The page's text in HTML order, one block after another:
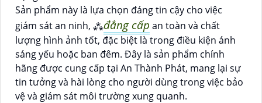
Sản phẩm này là lựa chọn đáng tin cậy cho việc
giám sát an ninh, ⁂đẳng cấp an toàn và chất
lượng hình ảnh tốt, đặc biệt là trong điều kiện ánh
sáng yếu hoặc ban đêm. Đây là sản phẩm chính
hãng được cung cấp tại An Thành Phát, mang lại sự
tin tưởng và hài lòng cho người dùng trong việc bảo
vệ và giám sát môi trường xung quanh.